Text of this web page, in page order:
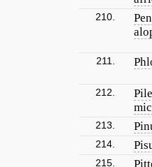
210.
211.
212.
213.
214.
215.